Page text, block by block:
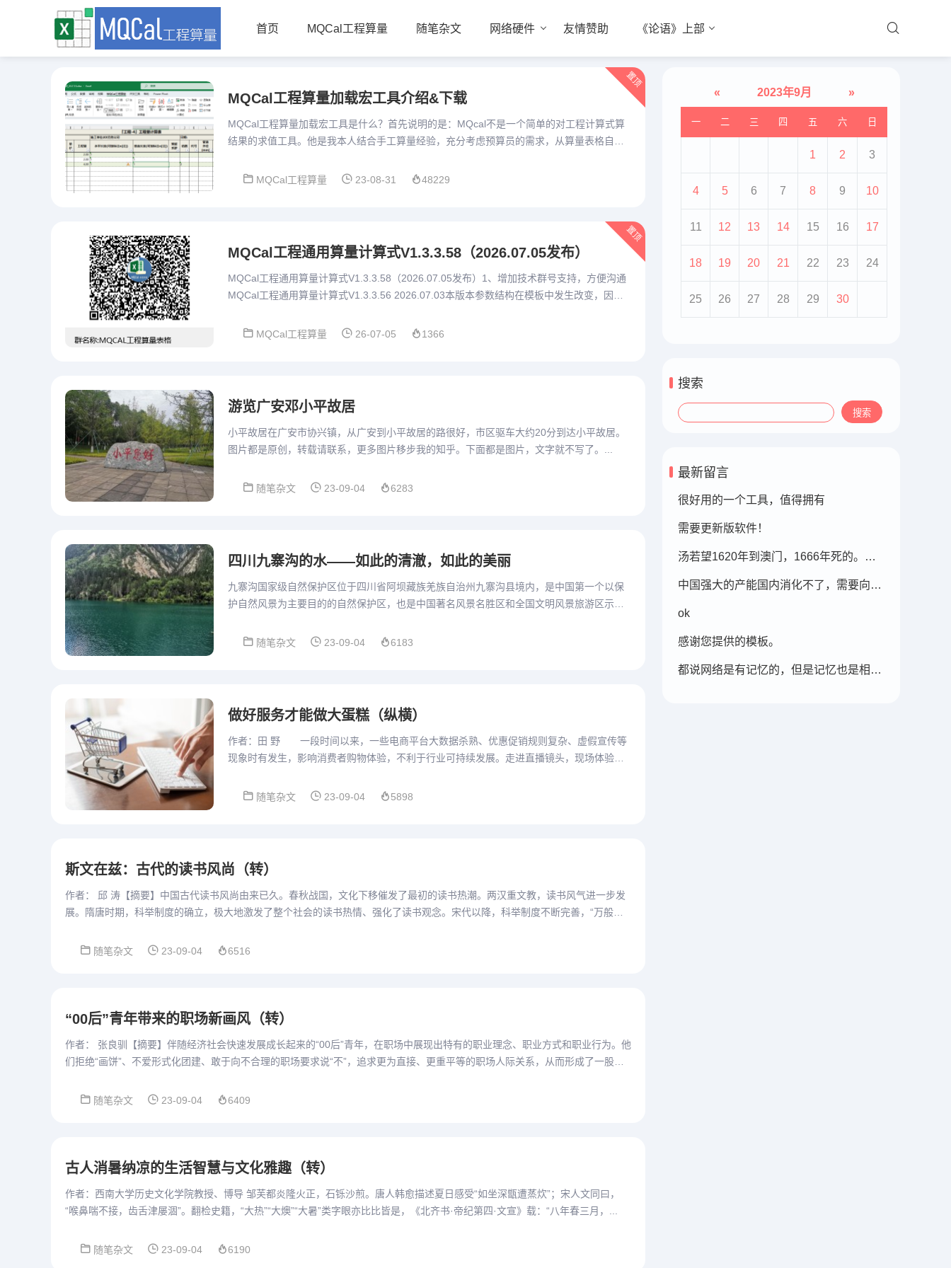
首页 MQCal工程算量 随笔杂文 网络硬件 友情赞助 《论语》上部
MQCal工程算量加载宏工具介绍&下载
MQCal工程算量加载宏工具是什么？首先说明的是：MQcal不是一个简单的对工程计算式算
结果的求值工具。他是我本人结合手工算量经验，充分考虑预算员的需求，从算量表格自己
MQCal工程算量
23-08-31 48229
置顶
MQCal工程通用算量计算式V1.3.3.58（2026.07.05发布）
MQCal工程通用算量计算式V1.3.3.58（2026.07.05发布）1、增加技术群号支持，方便沟通
MQCal工程通用算量计算式V1.3.3.56 2026.07.03本版本参数结构在模板中发生改变，因此
MQCal工程算量
26-07-05 1366
置顶
游览广安邓小平故居
小平故居在广安市协兴镇，从广安到小平故居的路很好，市区驱车大约20分到达小平故居。
图片都是原创，转载请联系，更多图片移步我的知乎。下面都是图片，文字就不写了。...
随笔杂文 23-09-04 6283
四川九寨沟的水——如此的清澈，如此的美丽
九寨沟国家级自然保护区位于四川省阿坝藏族羌族自治州九寨沟县境内，是中国第一个以保
护自然风景为主要目的的自然保护区，也是中国著名风景名胜区和全国文明风景旅游区示范
随笔杂文
23-09-04 6183
做好服务才能做大蛋糕（纵横）
作者：田 野 一段时间以来，一些电商平台大数据杀熟、优惠促销规则复杂、虚假宣传等
现象时有发生，影响消费者购物体验，不利于行业可持续发展。走进直播镜头，现场体验新
随笔杂文
23-09-04 5898
斯文在兹：古代的读书风尚（转）
作者： 邱 涛【摘要】中国古代读书风尚由来已久。春秋战国，文化下移催发了最初的读书热潮。两汉重文教，读书风气进一步发
展。隋唐时期，科举制度的确立，极大地激发了整个社会的读书热情、强化了读书观念。宋代以降，科举制度不断完善，“万般皆
随笔杂文
23-09-04 6516
“00后”青年带来的职场新画风（转）
作者： 张良驯【摘要】伴随经济社会快速发展成长起来的“00后”青年，在职场中展现出特有的职业理念、职业方式和职业行为。他
们拒绝“画饼”、不爱形式化团建、敢于向不合理的职场要求说“不”，追求更为直接、更重平等的职场人际关系，从而形成了一股犀
随笔杂文
23-09-04 6409
古人消暑纳凉的生活智慧与文化雅趣（转）
作者：西南大学历史文化学院教授、博导 邹芙都炎隆火正，石铄沙煎。唐人韩愈描述夏日感受“如坐深甑遭蒸炊”；宋人文同曰，
“喉鼻喘不接，齿舌津屡涸”。翻检史籍，“大热”“大燠”“大暑”类字眼亦比比皆是，《北齐书·帝纪第四·文宣》载：“八年春三月，...
随笔杂文 23-09-04 6190
« 2023年9月 »
一 二 三 四 五 六 日
1 2 3
4 5 6 7 8 9 10
11 12 13 14 15 16 17
18 19 20 21 22 23 24
25 26 27 28 29 30
搜索
最新留言
很好用的一个工具，值得拥有
需要更新版软件！
汤若望1620年到澳门，1666年死的。此时的明朝东北地区已经被后金国成立了，在明朝灭亡的崇祯年间，汤若望还能和明朝天文学家一起到东北地区做这个制定历法的比赛，很强大啊。鹤岗，在今天的黑龙江省东部的鹤岗市
中国强大的产能国内消化不了，需要向外转移。
ok
感谢您提供的模板。
都说网络是有记忆的，但是记忆也是相对性的，有些记忆可能被屏蔽，也可能被遗忘。